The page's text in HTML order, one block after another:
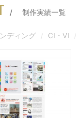
制作実績一覧
ディング CI・VI